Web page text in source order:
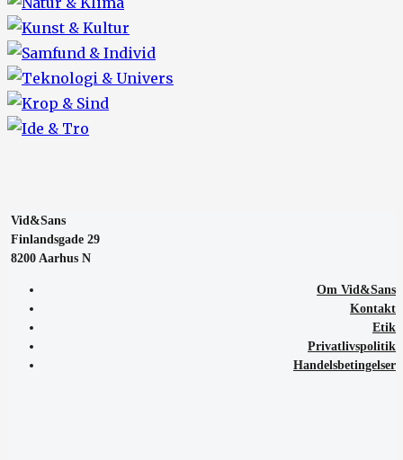
Vid&Sans
Finlandsgade 29
8200 Aarhus N
Om Vid&Sans
Kontakt
Etik
Privatlivspolitik
Handelsbetingelser